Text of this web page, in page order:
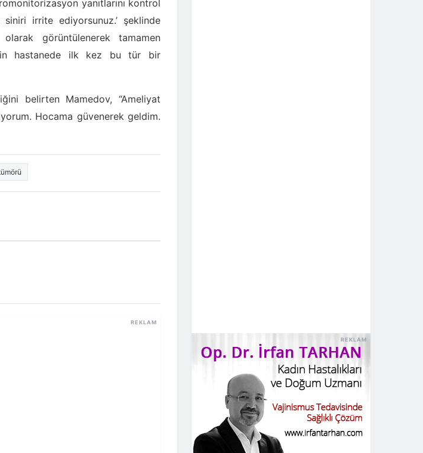
yanıtlarını kontrol
siniri irrite ediyorsunuz.’ şeklinde
olarak görüntülenerek tamamen
hastanede ilk kez bu tür bir
belirten Mamedov, “Ameliyat
Hocama güvenerek geldim.
REKLAM
REKLAM